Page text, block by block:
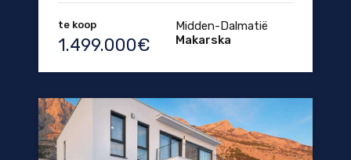
te koop
1.499.000€
Midden-Dalmatië
Makarska